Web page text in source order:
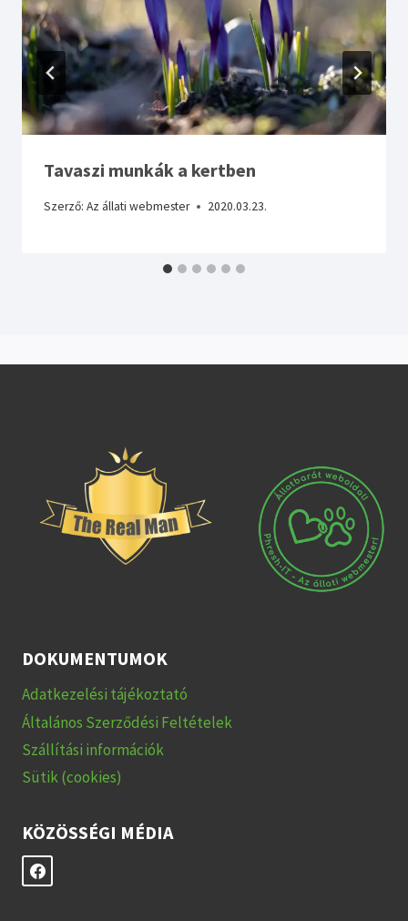
Tavaszi munkák a kertben
Szerző: Az állati webmester 2020.03.23.
DOKUMENTUMOK
Adatkezelési tájékoztató
Általános Szerződési Feltételek
Szállítási információk
Sütik (cookies)
KÖZÖSSÉGI MÉDIA